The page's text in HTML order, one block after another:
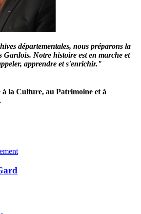
départementales, nous préparons la
Gardois. Notre histoire est en marche et
apprendre et s'enrichir."
à la Culture, au Patrimoine et à